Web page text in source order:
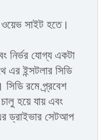
সাইট হতে।
নির্ভর যোগ্য একটা
এর ইন্সটলার সিডি
রমে প্র্রবেশ
হয়ে যায় এবং
ড্রাইভার সেটআপ